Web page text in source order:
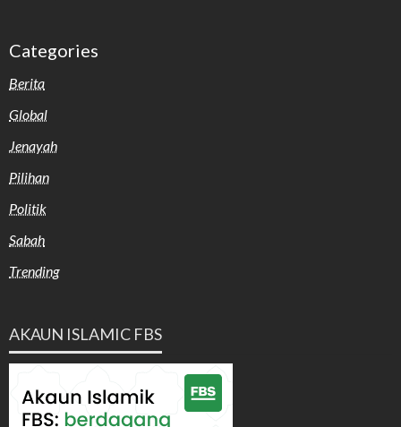
Categories
Berita
Global
Jenayah
Pilihan
Politik
Sabah
Trending
AKAUN ISLAMIC FBS